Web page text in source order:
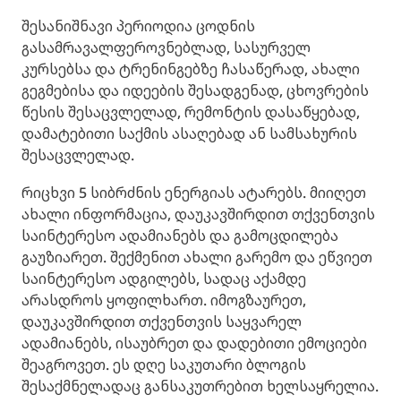
შესანიშნავი პერიოდია ცოდნის
გასამრავალფეროვნებლად, სასურველ
კურსებსა და ტრენინგებზე ჩასაწერად, ახალი
გეგმებისა და იდეების შესადგენად, ცხოვრების
წესის შესაცვლელად, რემონტის დასაწყებად,
დამატებითი საქმის ასაღებად ან სამსახურის
შესაცვლელად.
რიცხვი 5 სიბრძნის ენერგიას ატარებს. მიიღეთ
ახალი ინფორმაცია, დაუკავშირდით თქვენთვის
საინტერესო ადამიანებს და გამოცდილება
გაუზიარეთ. შექმენით ახალი გარემო და ეწვიეთ
საინტერესო ადგილებს, სადაც აქამდე
არასდროს ყოფილხართ. იმოგზაურეთ,
დაუკავშირდით თქვენთვის საყვარელ
ადამიანებს, ისაუბრეთ და დადებითი ემოციები
შეაგროვეთ. ეს დღე საკუთარი ბლოგის
შესაქმნელადაც განსაკუთრებით ხელსაყრელია.